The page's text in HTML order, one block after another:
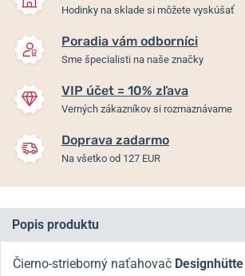
Hodinky na sklade si môžete vyskúšať
Poradia vám odborníci
Sme špecialisti na naše značky
VIP účet = 10% zľava
Verných zákazníkov si rozmaznávame
Doprava zadarmo
Na všetko od 127 EUR
Popis produktu
Čierno-strieborný naťahovač